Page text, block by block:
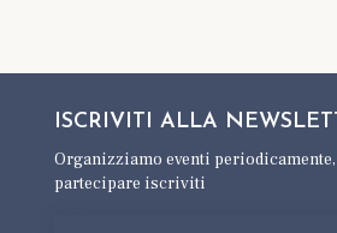
ISCRIVITI ALLA
Organizziamo eventi
partecipare iscriviti